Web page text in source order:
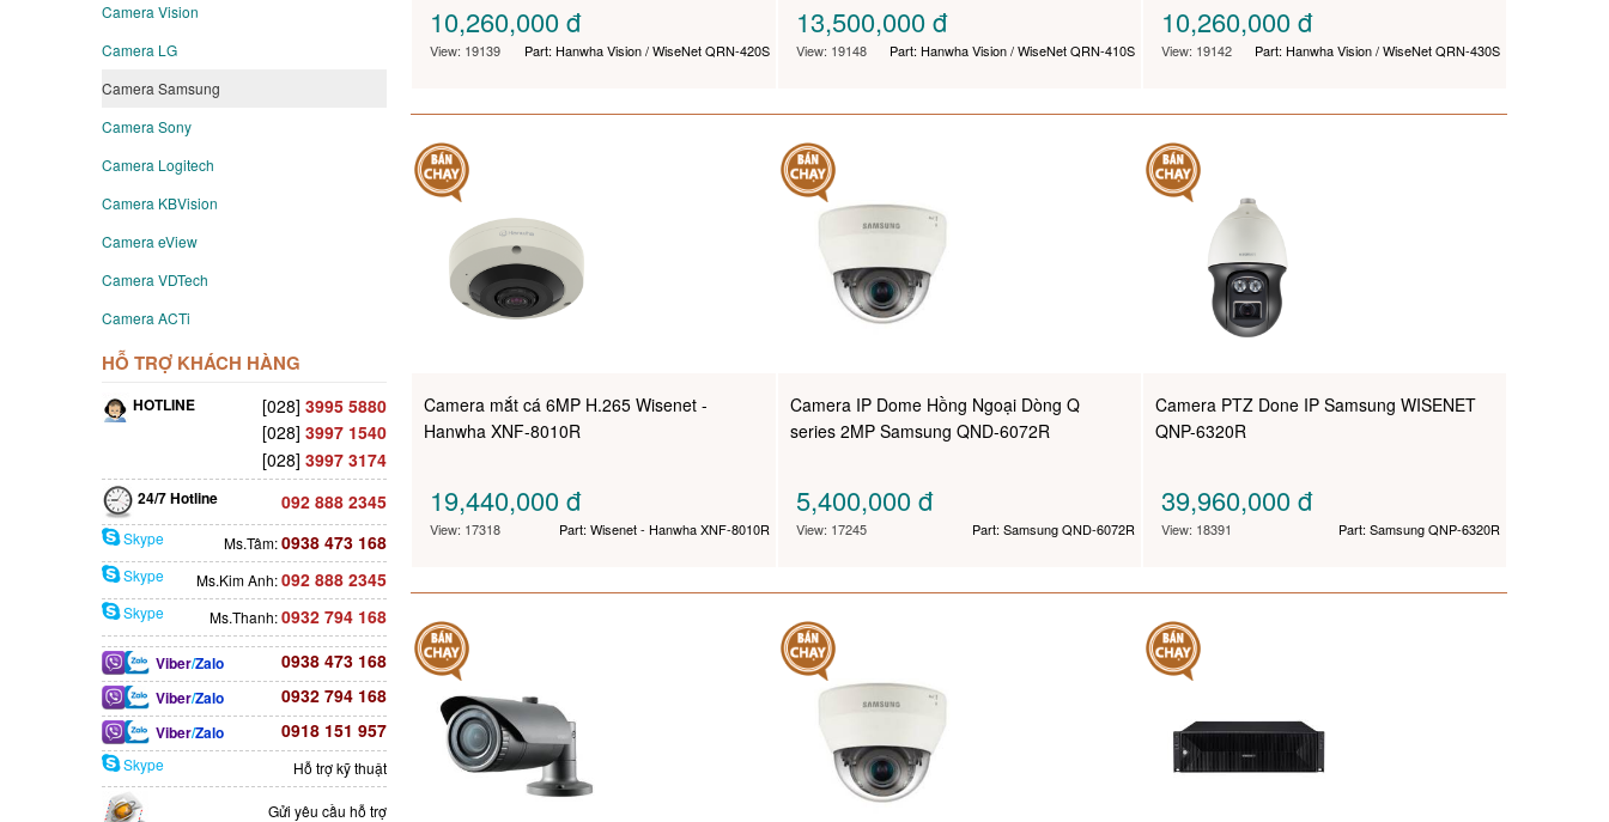
Camera Vision
Camera LG
Camera Samsung
Camera Sony
Camera Logitech
Camera KBVision
Camera eView
Camera VDTech
Camera ACTi
HỖ TRỢ KHÁCH HÀNG
HOTLINE [028]3995 5880
[028]3997 1540
[028]3997 3174
24/7 Hotline 092 888 2345
Skype Ms.Tâm:0938 473 168
Skype Ms.Kim Anh:092 888 2345
Skype Ms.Thanh:0932 794 168
Viber/Zalo 0938 473 168
Viber/Zalo 0932 794 168
Viber/Zalo 0918 151 957
Skype Hỗ trợ kỹ thuật
Gửi yêu cầu hỗ trợ
10,260,000đ
View: 19139 Part: Hanwha Vision / WiseNet QRN-420S
13,500,000đ
View: 19148 Part: Hanwha Vision / WiseNet QRN-410S
10,260,000đ
View: 19142 Part: Hanwha Vision / WiseNet QRN-430S
Camera mắt cá 6MP H.265 Wisenet -
Hanwha XNF-8010R
19,440,000đ
View: 17318 Part: Wisenet - Hanwha XNF-8010R
Camera IP Dome Hồng Ngoại Dòng Q
series 2MP Samsung QND-6072R
5,400,000đ
View: 17245 Part: Samsung QND-6072R
Camera PTZ Done IP Samsung WISENET
QNP-6320R
39,960,000đ
View: 18391 Part: Samsung QNP-6320R